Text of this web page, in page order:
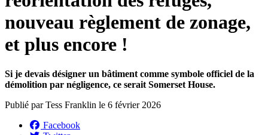
nouveau règlement de zonage,
et plus encore !
Si je devais désigner un bâtiment comme symbole officiel de la
démolition par négligence, ce serait Somerset House.
Publié parTess Franklin le 6 février 2026
Facebook